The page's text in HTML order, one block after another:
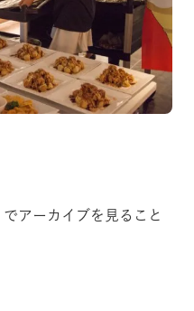
でアーカイブを見ること